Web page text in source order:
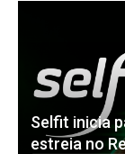
Selfit inicia
estreia no